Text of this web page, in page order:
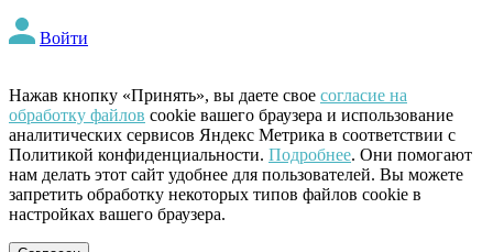
Войти
Нажав кнопку «Принять», вы даете свое согласие на
обработку файлов cookie вашего браузера и использование
аналитических сервисов Яндекс Метрика в соответствии с
Политикой конфиденциальности. Подробнее. Они помогают
нам делать этот сайт удобнее для пользователей. Вы можете
запретить обработку некоторых типов файлов cookie в
настройках вашего браузера.